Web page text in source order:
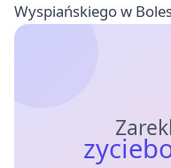
Wyspiańskiego w